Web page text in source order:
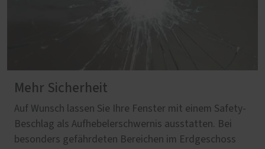
Mehr Sicherheit
Auf Wunsch lassen Sie Ihre Fenster mit einem Safety-
Beschlag als Aufhebelerschwernis ausstatten. Bei
besonders gefährdeten Bereichen im Erdgeschoss